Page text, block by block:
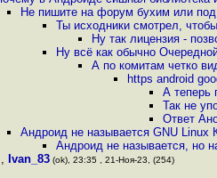
Не пишите на форум бухим или
Ты исходники смотрел,
Ну так лицензия -
Ну всё как обычно
А по комитам четко
https android
А теперь
Так не
Ответ
Андроид не называется GNU Linux
Андроид не называется, но
, Ivan_83 (ok), 23:35 , 21-Ноя-23, (254)